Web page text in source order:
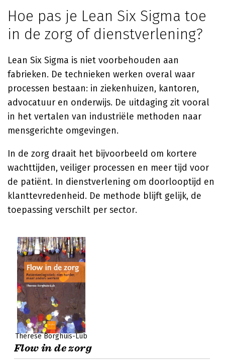
Hoe pas je Lean Six Sigma toe
in de zorg of dienstverlening?
Lean Six Sigma is niet voorbehouden aan
fabrieken. De technieken werken overal waar
processen bestaan: in ziekenhuizen, kantoren,
advocatuur en onderwijs. De uitdaging zit vooral
in het vertalen van industriële methoden naar
mensgerichte omgevingen.
In de zorg draait het bijvoorbeeld om kortere
wachttijden, veiliger processen en meer tijd voor
de patiënt. In dienstverlening om doorlooptijd en
klanttevredenheid. De methode blijft gelijk, de
toepassing verschilt per sector.
Therese Borghuis-Lub
Flow in de zorg